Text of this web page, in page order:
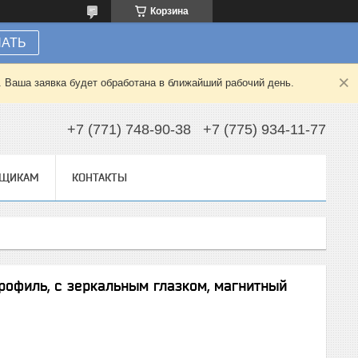
Корзина
заявка будет обработана в ближайший рабочий день.
+7 (771) 748-90-38 +7 (775) 934-11-77
КОНТАКТЫ
с зеркальным глазком, магнитный